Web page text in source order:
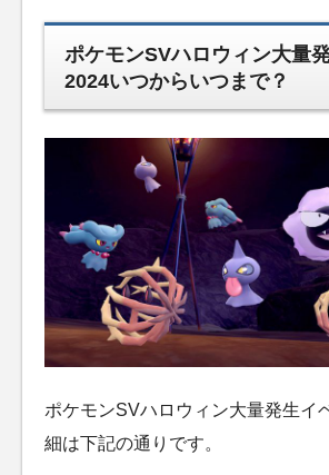
ポケモンSVハロウィン大量
2024いつからいつまで？
ポケモンSVハロウィン大量発生イ
細は下記の通りです。